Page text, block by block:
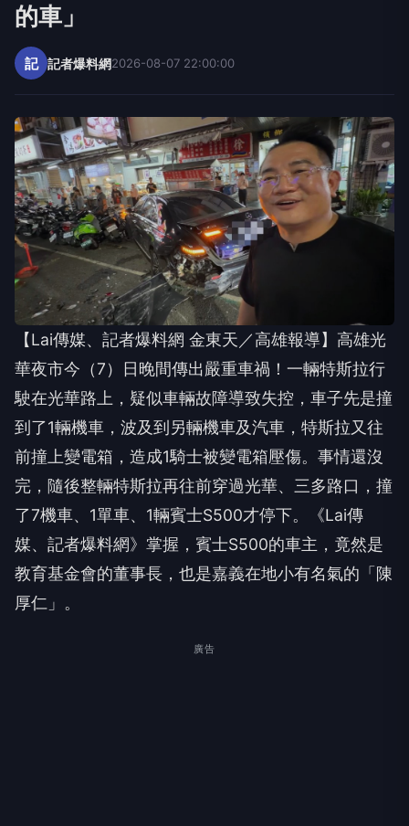
的車」
記 記者爆料網2026-08-07 22:00:00
【Lai傳媒、記者爆料網 金東天／高雄報導】高雄光
華夜市今（7）日晚間傳出嚴重車禍！一輛特斯拉行
駛在光華路上，疑似車輛故障導致失控，車子先是撞
到了1輛機車，波及到另輛機車及汽車，特斯拉又往
前撞上變電箱，造成1騎士被變電箱壓傷。事情還沒
完，隨後整輛特斯拉再往前穿過光華、三多路口，撞
了7機車、1單車、1輛賓士S500才停下。《Lai傳
媒、記者爆料網》掌握，賓士S500的車主，竟然是
教育基金會的董事長，也是嘉義在地小有名氣的「陳
厚仁」。
廣告